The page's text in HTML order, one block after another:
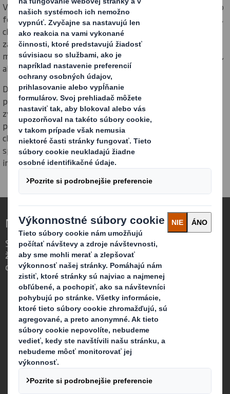
V predchádzajúcich rokoch bola angažovanosť komunity vo
forme získavania finančných prostriedkov, dobrovoľníctva,
charitatívnej podpory a ďalších aktivít primárne vedená
závodmi a zamestnancami. Tento prístup bol do značnej
miery úspešný. Keďže ako podnik stále rastieme, chápeme,
aké dôležité je byť v tejto oblasti strategickejší.
DS Smith preto vyvíja ambicióznu, jednotnú a radikálne
posilnenú stratégiu angažovanosti komunity s cieľom
zvýšiť do roku 2020 počet zapojených závodov na 100
percent. Táto stratégia bude zahŕňať nových
charitatívnych partnerov a spoločný rámec, ktorý podporí
spájanie závodov a prácu na spoločných projektoch a
iniciatívach.
Nová definícia obalov pre meniaci sa svet
Sme iní, pretože vidíme príležitosť v tom,
že obaly zohrávajú silnú úlohu vo svete
okolo nás.
Kto sme
Viac o DS Smith
Viac o International Paper
O spojení DS Smith a International Paper
Média